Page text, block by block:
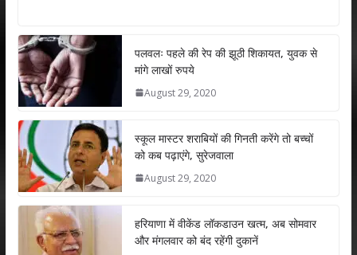
at
s
A
p
p
e
b
o
k
er e
dI
n
l e
पलवलः पहले की रेप की झूठी शिकायत, युवक से
मांगे लाखों रुपये
August 29, 2020
स्कूल मास्टर शराबियों की गिनती करेंगे तो बच्चों
को कब पढ़ाएंगे, सुरेजवाला
August 29, 2020
हरियाणा में वीकेंड लॉकडाउन खत्म, अब सोमवार
और मंगलवार को बंद रहेंगी दुकानें